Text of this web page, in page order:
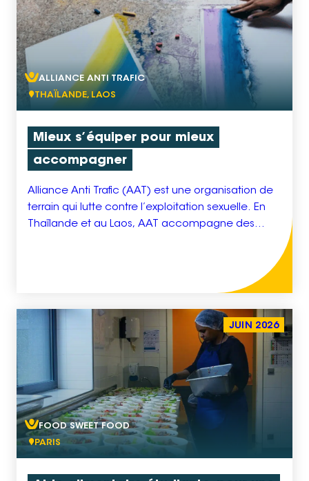
ALLIANCE ANTI TRAFIC
THAÏLANDE, LAOS
Mieux s’équiper pour mieux
accompagner
Alliance Anti Trafic (AAT) est une organisation de
terrain qui lutte contre l’exploitation sexuelle. En
Thaïlande et au Laos, AAT accompagne des
personnel et un accès à l’éducation et/ou à la
formation professionnelle. Pour assurer un […]
JUIN 2026
FOOD SWEET FOOD
PARIS